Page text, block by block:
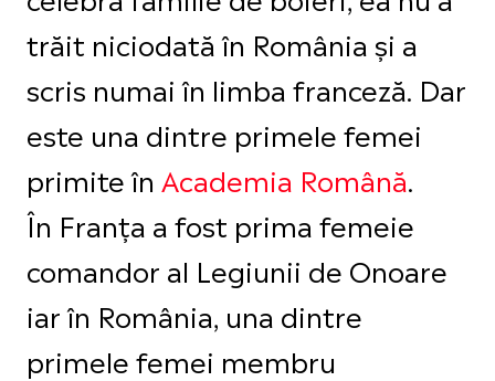
trăit niciodată în România și a
scris numai în limba franceză. Dar
este una dintre primele femei
primite în Academia Română.
În Franța a fost prima femeie
comandor al Legiunii de Onoare
iar în România, una dintre
primele femei membru